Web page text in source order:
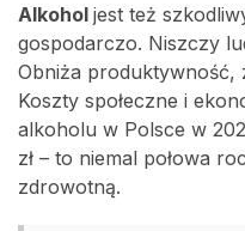
Alkohol jest też
gospodarczo. Niszczy
Obniża produktywność,
Koszty społeczne i
alkoholu w Polsce w
zł – to niemal połowa
zdrowotną.